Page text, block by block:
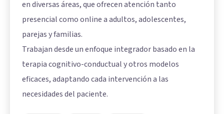
en diversas áreas, que ofrecen atención tanto
presencial como online a adultos, adolescentes,
parejas y familias.
Trabajan desde un enfoque integrador basado en la
terapia cognitivo-conductual y otros modelos
eficaces, adaptando cada intervención a las
necesidades del paciente.